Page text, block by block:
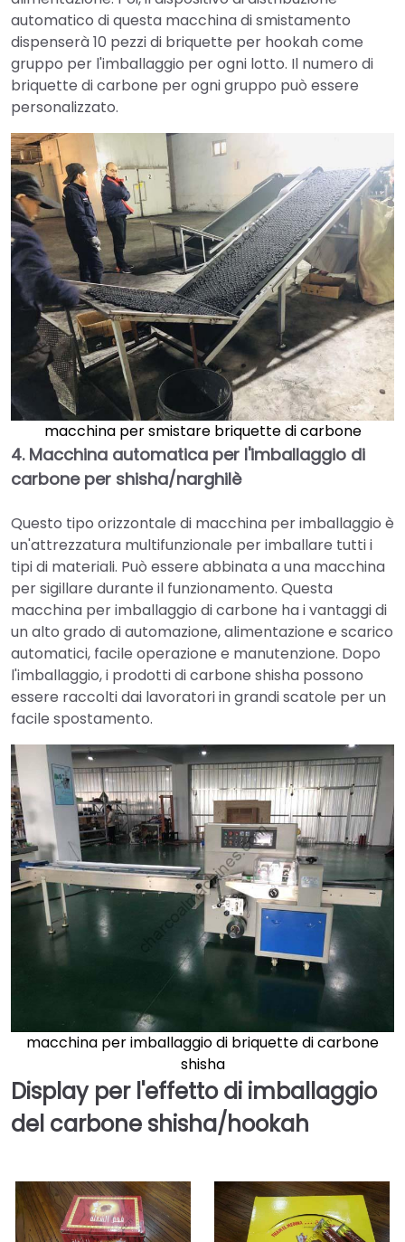
automatico di questa macchina di smistamento
dispenserà 10 pezzi di briquette per hookah come
gruppo per l'imballaggio per ogni lotto. Il numero di
briquette di carbone per ogni gruppo può essere
personalizzato.
macchina per smistare briquette di carbone
4. Macchina automatica per l'imballaggio di
carbone per shisha/narghilè
Questo tipo orizzontale di macchina per imballaggio è
un'attrezzatura multifunzionale per imballare tutti i
tipi di materiali. Può essere abbinata a una macchina
per sigillare durante il funzionamento. Questa
macchina per imballaggio di carbone ha i vantaggi di
un alto grado di automazione, alimentazione e scarico
automatici, facile operazione e manutenzione. Dopo
l'imballaggio, i prodotti di carbone shisha possono
essere raccolti dai lavoratori in grandi scatole per un
facile spostamento.
macchina per imballaggio di briquette di carbone
shisha
Display per l'effetto di imballaggio
del carbone shisha/hookah